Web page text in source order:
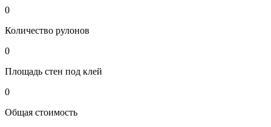
0
Количество рулонов
0
Площадь стен под клей
0
Общая стоимость